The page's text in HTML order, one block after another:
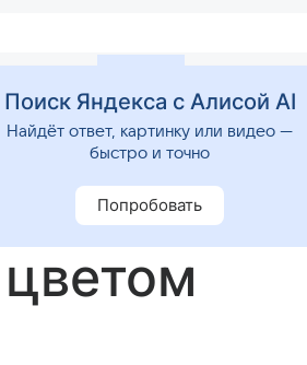
Развитие Почемучка
родила
Поиск Яндекса с Алисой AI
Найдёт ответ, картинку или видео —
быстро и точно
Попробовать